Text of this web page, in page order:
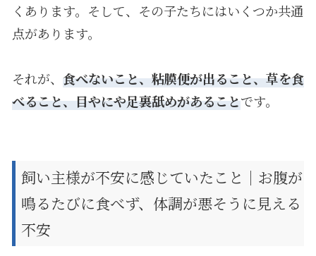
くあります。そして、その子たちにはいくつか共通
点があります。
それが、 食べないこと、粘膜便が出ること、草を食
べること、目やにや足裏舐めがあることです。
飼い主様が不安に感じていたこと｜お腹が
鳴るたびに食べず、体調が悪そうに見える
不安